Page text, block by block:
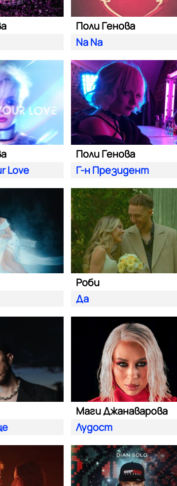
Поли Генова
Na Na
Love
Поли Генова
Г-н Президент
Роби
Да
Маги Джанаварова
Лудост